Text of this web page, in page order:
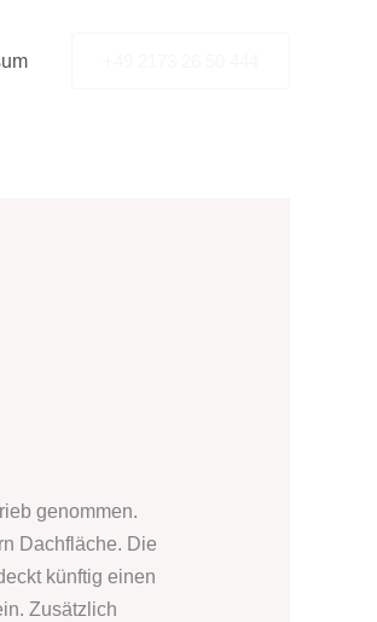
genommen.
Dachfläche. Die
künftig einen
Zusätzlich